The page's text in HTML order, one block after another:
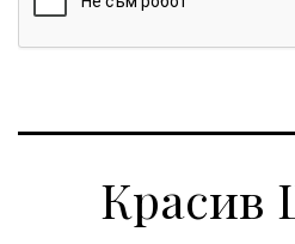
Красив